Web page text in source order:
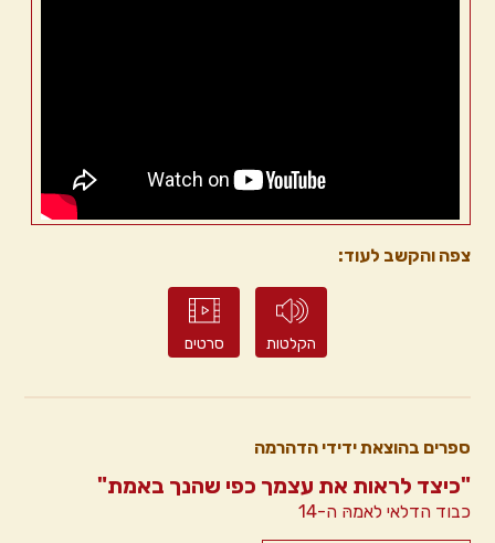
צפה והקשב לעוד:
הקלטות סרטים
ספרים בהוצאת ידידי הדהרמה
"כיצד לראות את עצמך כפי שהנך באמת"
כבוד הדלאי לאמהּ ה-14